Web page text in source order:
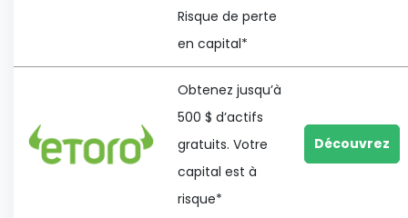
Risque de perte
en capital*
Obtenez jusqu’à
500 $ d’actifs
gratuits. Votre
capital est à
risque*
Découvrez